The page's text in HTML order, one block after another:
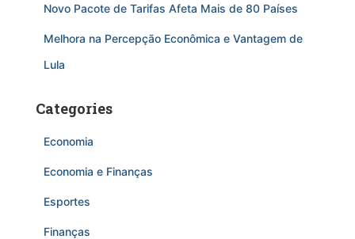
Novo Pacote de Tarifas Afeta Mais de 80 Países
Melhora na Percepção Econômica e Vantagem de
Lula
Categories
Economia
Economia e Finanças
Esportes
Finanças